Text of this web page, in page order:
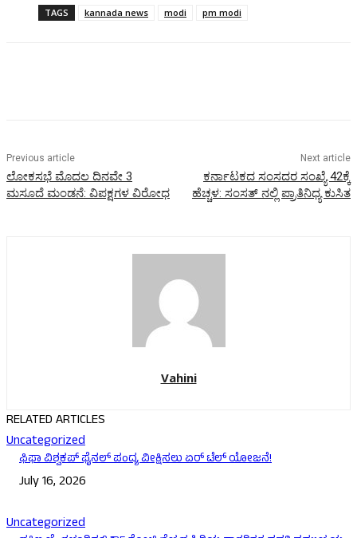
TAGS kannada news modi pm modi
Previous article
ಲೋಕಸಭೆ ಮೊದಲ ದಿನವೇ 3
ಮಸೂದೆ ಮಂಡನೆ: ವಿಪಕ್ಷಗಳ ವಿರೋಧ
Next article
ಕರ್ನಾಟಕದ ಸಂಸದರ ಸಂಖ್ಯೆ 42ಕ್ಕೆ
ಹೆಚ್ಚಳ: ಸಂಸತ್ ನಲ್ಲಿ ಪ್ರಾತಿನಿಧ್ಯ ಕುಸಿತ
Vahini
RELATED ARTICLES
Uncategorized
ಫಿಫಾ ವಿಶ್ವಕಪ್ ಫೈನಲ್‌ ಪಂದ್ಯ ವೀಕ್ಷಿಸಲು ಏರ್‌ ಟೆಲ್ ಯೋಜನೆ!
July 16, 2026
Uncategorized